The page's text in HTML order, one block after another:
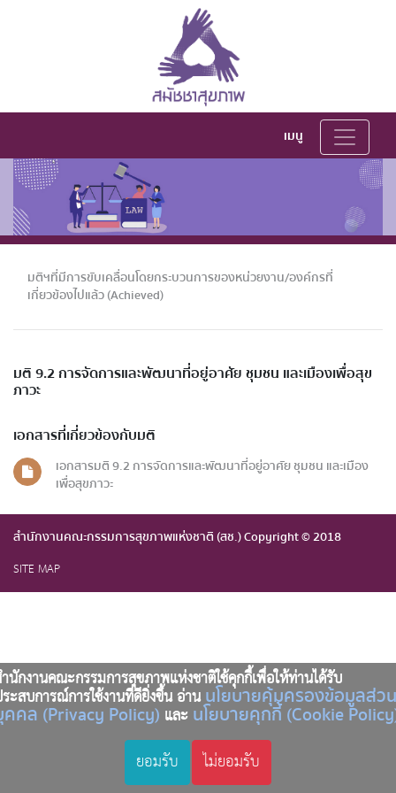
นักงานคณะกรรมการสุขภาพแห่งชาติใช้คุกกี้เพื่อให้ท่านได้รับ
ะสบการณ์การใช้งานที่ดียิ่งขึ้น อ่านนโยบายคุ้มครองข้อมูลส่วน
คล (Privacy Policy) และนโยบายคุกกี้ (Cookie
ยอมรับ ไม่ยอมรับ
เมนู
มติฯที่มีการขับเคลื่อนโดยกระบวนการของหน่วยงาน/องค์กรที่
เกี่ยวข้องไปแล้ว (Achieved)
มติ 9.2 การจัดการและพัฒนาที่อยู่อาศัย ชุมชน และเมืองเพื่อสุข
ภาวะ
เอกสารที่เกี่ยวข้องกับมติ
เอกสารมติ 9.2 การจัดการและพัฒนาที่อยู่อาศัย ชุมชน และเมือง
เพื่อสุขภาวะ
สำนักงานคณะกรรมการสุขภาพแห่งชาติ (สช.) Copyright © 2018
SITE MAP